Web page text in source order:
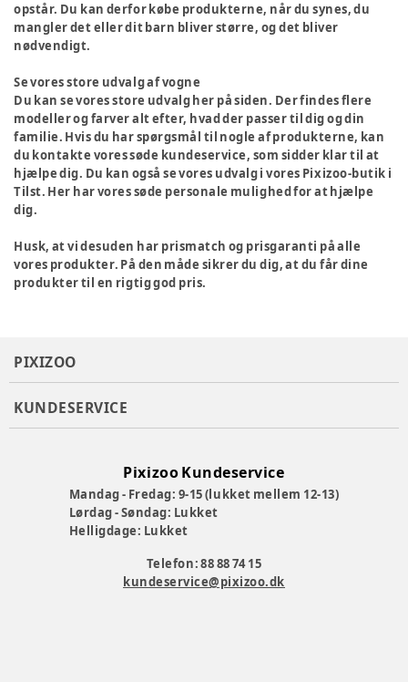
opstår. Du kan derfor købe produkterne, når du synes, du
mangler det eller dit barn bliver større, og det bliver
nødvendigt.
Se vores store udvalg af vogne
Du kan se vores store udvalg her på siden. Der findes flere
modeller og farver alt efter, hvad der passer til dig og din
familie. Hvis du har spørgsmål til nogle af produkterne, kan
du kontakte vores søde kundeservice, som sidder klar til at
hjælpe dig. Du kan også se vores udvalg i vores Pixizoo-butik i
Tilst. Her har vores søde personale mulighed for at hjælpe
dig.
Husk, at vi desuden har prismatch og prisgaranti på alle
vores produkter. På den måde sikrer du dig, at du får dine
produkter til en rigtig god pris.
PIXIZOO
KUNDESERVICE
Pixizoo Kundeservice
Mandag - Fredag: 9-15 (lukket mellem 12-13)
Lørdag - Søndag: Lukket
Helligdage: Lukket
Telefon: 88 88 74 15
kundeservice@pixizoo.dk